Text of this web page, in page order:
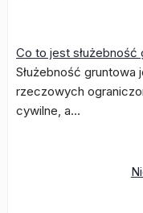
Co to jest służebność
Służebność
rzeczowych
cywilne, a…